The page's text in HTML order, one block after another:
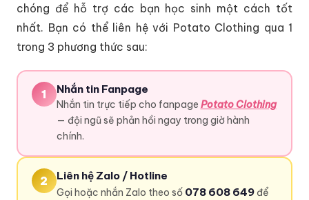
chóng để hỗ trợ các bạn học sinh một cách tốt
nhất. Bạn có thể liên hệ với Potato Clothing qua 1
trong 3 phương thức sau:
1 Nhắn tin Fanpage
Nhắn tin trực tiếp cho fanpage Potato Clothing
— đội ngũ sẽ phản hồi ngay trong giờ hành
chính.
2 Liên hệ Zalo / Hotline
Gọi hoặc nhắn Zalo theo số 078 608 649để